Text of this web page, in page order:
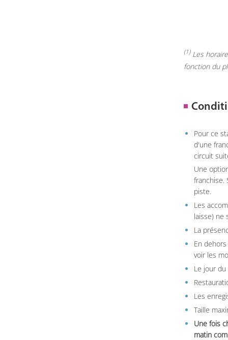
(1)Les
fonction du
Pour ce
d'une
circuit
Une
franchise.
piste.
Les
laisse) ne
La
En
voir les
Le jour
Les
Taille
Une fois
matin